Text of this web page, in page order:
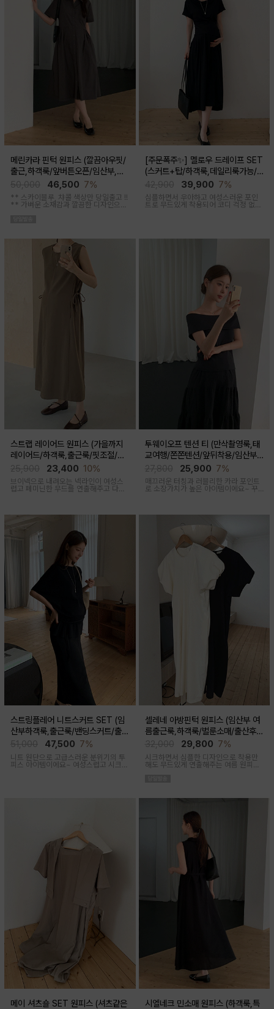
메린카라 핀턱 원피스 (깔끔아우핏/
출근,하객룩/앞버튼오픈/임산부,출
산후 착용가능)46,500 7%
** 스카이블루, 챠콜 색상만 당일출고 !!
** 가벼운 소재감과 깔끔한 디자인으로
[주문폭주✨] 멜로우 드레이프 SET
(스커트+탑/하객룩,데일리룩가능/
임산부,출산후 착용가능)
39,900 7%
심플하면서 우아하고 여성스러운 포인
트로 무드있게 착용되어 코디 걱정 없는
스트랩 레이어드 원피스 (가을까지
레이어드/하객룩,출근룩/핏조절/임
산부,출산후 착용가능)
23,400 10%
브이넥으로 내려오는 넥라인이 여성스
럽고 페미닌한 무드를 연출해주고 다양
투웨이오프 텐션 티 (만삭촬영룩,태
교여행/쫀쫀텐션/앞뒤착용/임산부,
출산후 착용가능)
25,900 7%
매끄러운 터칭과 러블리한 카라 포인트
로 소장가치가 높은 아이템이에요~ 꾸
스트링플레어 니트스커트 SET (임
산부하객룩,출근룩/밴딩스커트/출산
후 착용가능)47,500 7%
니트 원단으로 고급스러운 분위기의 투
피스 아이템이에요~ 여성스럽고 시크한
셀레네 아방핀턱 원피스 (임산부 여
름출근룩,하객룩/벌룬소매/출산후
29,800 7%
시크하면서 심플한 디자인으로 착용만
해도 무드있게 연출해주는 여름 원피스
메이 셔츠숄 SET 원피스 (셔츠같은 시엘네크 민소매 원피스 (하객룩,특